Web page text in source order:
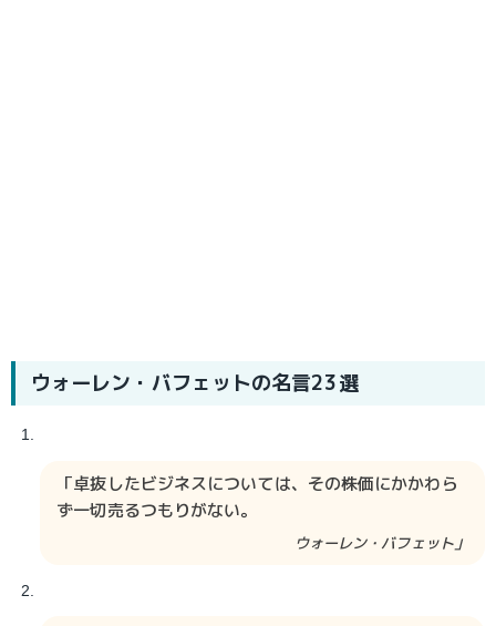
ウォーレン・バフェットの名言23選
「卓抜したビジネスについては、その株価にかかわら
ず一切売るつもりがない。
ウォーレン・バフェット」